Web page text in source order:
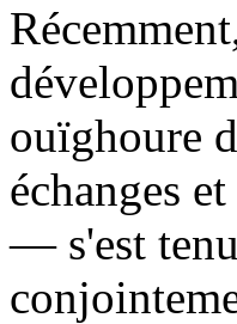
ouïghoure
échanges
— s'est